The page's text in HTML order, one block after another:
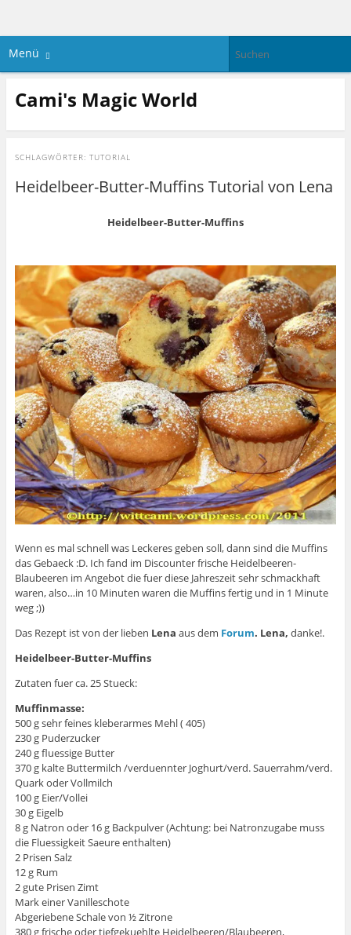
Menü
Cami's Magic World
SCHLAGWÖRTER: TUTORIAL
Heidelbeer-Butter-Muffins Tutorial von Lena
Heidelbeer-Butter-Muffins
Wenn es mal schnell was Leckeres geben soll, dann sind die Muffins
das Gebaeck :D. Ich fand im Discounter frische Heidelbeeren-
Blaubeeren im Angebot die fuer diese Jahreszeit sehr schmackhaft
waren, also…in 10 Minuten waren die Muffins fertig und in 1 Minute
weg ;))
Das Rezept ist von der lieben Lena aus dem Forum. Lena, danke!.
Heidelbeer-Butter-Muffins
Zutaten fuer ca. 25 Stueck:
Muffinmasse:
500 g sehr feines kleberarmes Mehl ( 405)
230 g Puderzucker
240 g fluessige Butter
370 g kalte Buttermilch /verduennter Joghurt/verd. Sauerrahm/verd.
Quark oder Vollmilch
100 g Eier/Vollei
30 g Eigelb
8 g Natron oder 16 g Backpulver (Achtung: bei Natronzugabe muss
die Fluessigkeit Saeure enthalten)
2 Prisen Salz
12 g Rum
2 gute Prisen Zimt
Mark einer Vanilleschote
Abgeriebene Schale von ½ Zitrone
380 g frische oder tiefgekuehlte Heidelbeeren/Blaubeeren,